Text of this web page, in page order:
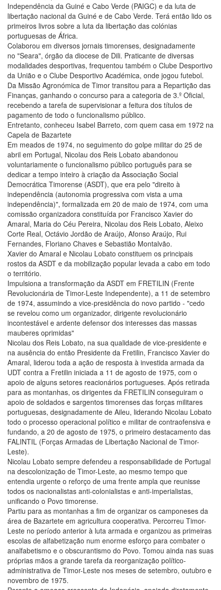
Independência da Guiné e Cabo Verde (PAIGC) e da luta de
libertação nacional da Guiné e de Cabo Verde. Terá então lido os
primeiros livros sobre a luta da libertação das colónias
portuguesas de África.
Colaborou em diversos jornais timorenses, designadamente
no "Seara", órgão da diocese de Dili. Praticante de diversas
modalidades desportivas, frequentou também o Clube Desportivo
da União e o Clube Desportivo Académica, onde jogou futebol.
Da Missão Agronómica de Timor transitou para a Repartição das
Finanças, ganhando o concurso para a categoria de 3.º Oficial,
recebendo a tarefa de supervisionar a feitura dos títulos de
pagamento de todo o funcionalismo público.
Entretanto, conheceu Isabel Barreto, com quem casa em 1972 na
Capela de Bazartete
Em meados de 1974, no seguimento do golpe militar do 25 de
abril em Portugal, Nicolau dos Reis Lobato abandonou
voluntariamente o funcionalismo público português para se
dedicar a tempo inteiro à criação da Associação Social
Democrática Timorense (ASDT), que era pelo "direito à
independência (autonomia progressiva com vista a uma
independência)", formalizada em 20 de maio de 1974, com uma
comissão organizadora constituída por Francisco Xavier do
Amaral, Maria do Céu Pereira, Nicolau dos Reis Lobato, Aleixo
Corte Real, Octávio Jordão de Araújo, Afonso Araújo, Rui
Fernandes, Floriano Chaves e Sebastião Montalvão.
Xavier do Amaral e Nicolau Lobato constituem os principais
rostos da ASDT e da mobilização popular levada a cabo em todo
o território.
Impulsiona a transformação da ASDT em FRETILIN (Frente
Revolucionária de Timor-Leste Independente), a 11 de setembro
de 1974, assumindo a vice-presidência do novo partido - "cedo
se revelou como um organizador, dirigente revolucionário
incontestável e ardente defensor dos interesses das massas
mauberes oprimidas"
Nicolau dos Reis Lobato, na sua qualidade de vice-presidente e
na ausência do então Presidente da Fretilin, Francisco Xavier do
Amaral, liderou toda a ação de resposta à investida armada da
UDT contra a Fretilin iniciada a 11 de agosto de 1975, com o
apoio de alguns setores reacionários portugueses. Após retirada
para as montanhas, os dirigentes da FRETILIN conseguiram o
apoio de soldados e sargentos timorenses das forças militares
portuguesas, designadamente de Aileu, liderando Nicolau Lobato
todo o processo operacional político e militar de contraofensiva e
fundando, a 20 de agosto de 1975, o primeiro destacamento das
FALINTIL (Forças Armadas de Libertação Nacional de Timor-
Leste).
Nicolau Lobato sempre defendeu a responsabilidade de Portugal
na descolonização de Timor-Leste, ao mesmo tempo que
entendia urgente o reforço de uma frente ampla que reunisse
todos os nacionalistas anti-colonialistas e anti-imperialistas,
unificando o Povo timorense.
Partiu para as montanhas a fim de organizar os camponeses da
área de Bazartete em agricultura cooperativa. Percorreu Timor-
Leste no período anterior à luta armada e organizou as primeiras
escolas de alfabetização num enorme esforço para combater o
analfabetismo e o obscurantismo do Povo. Tomou ainda nas suas
próprias mãos a grande tarefa da reorganização político-
administrativa de Timor-Leste nos meses de setembro, outubro e
novembro de 1975.